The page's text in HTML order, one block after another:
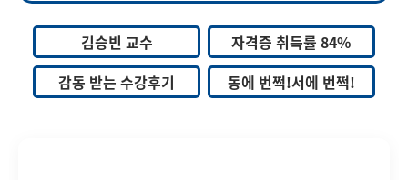
김승빈 교수
자격증 취득률 84%
감동 받는 수강후기
동에 번쩍!서에 번쩍!